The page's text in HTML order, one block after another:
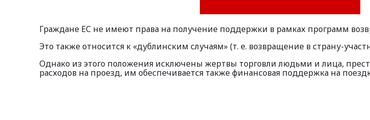
Граждане ЕС не имеют права на получение поддержки в рамках программ
Это также относится к «дублинским случаям» (т. е. возвращение в страну-
Однако из этого положения исключены жертвы торговли людьми и лица,
расходов на проезд, им обеспечивается также финансовая поддержка на